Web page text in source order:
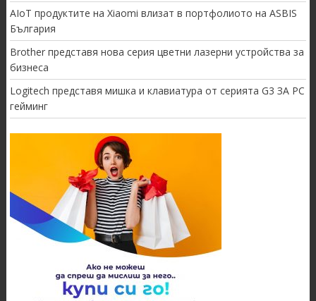
AIoT продуктите на Xiaomi влизат в портфолиото на ASBIS
България
Brother представя нова серия цветни лазерни устройства за
бизнеса
Logitech представя мишка и клавиатура от серията G3 ЗА PC
гейминг